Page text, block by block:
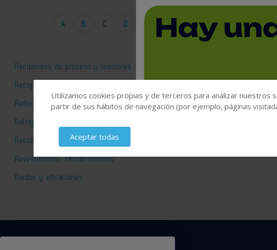
A B C D F G H J K
Recipientes de proceso y reactores
Recuperación de productos
Reducción de tamaño
Refrigeración
Residuos
Revestimiento, recubrimientos
Ruidos y vibraciones
Utilizamos cookies propias y de terceros para analizar nuestros
partir de sus hábitos de navegación (por ejemplo, páginas
Aceptar todas